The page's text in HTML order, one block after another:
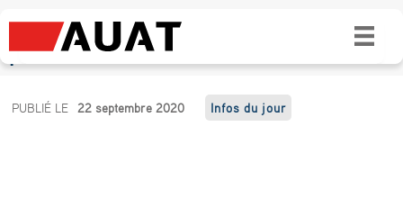
Le télétravail a beaucoup reculé malgré la
persistance du coronavirus
L
PUBLIÉ LE 22 septembre 2020 Infos du jour